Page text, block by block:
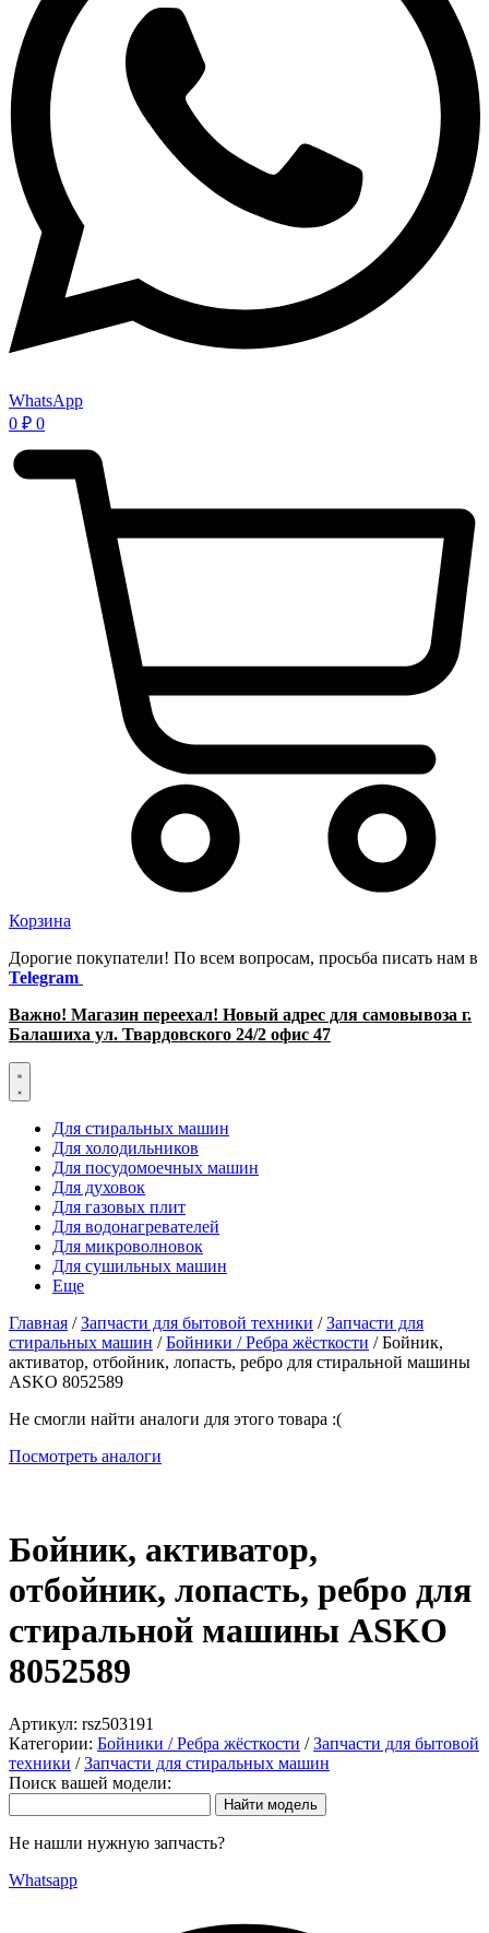
WhatsApp
0 ₽ 0
Корзина
Дорогие покупатели! По всем вопросам, просьба писать нам в
Telegram
Важно! Магазин переехал! Новый адрес для самовывоза г.
Балашиха ул. Твардовского 24/2 офис 47
Для стиральных машин
Для холодильников
Для посудомоечных машин
Для духовок
Для газовых плит
Для водонагревателей
Для микроволновок
Для сушильных машин
Еще
Главная /Запчасти для бытовой техники /Запчасти для
стиральных машин /Бойники / Ребра жёсткости / Бойник,
активатор, отбойник, лопасть, ребро для стиральной машины
ASKO 8052589
Не смогли найти аналоги для этого товара :(
Посмотреть аналоги
Бойник, активатор,
отбойник, лопасть, ребро для
стиральной машины ASKO
8052589
Артикул: rsz503191
Категории: Бойники / Ребра жёсткости /Запчасти для бытовой
техники /Запчасти для стиральных машин
Поиск вашей модели:
Не нашли нужную запчасть?
Whatsapp